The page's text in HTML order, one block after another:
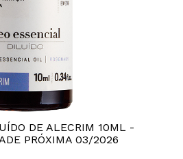
DE ALECRIM 10ML -
PRÓXIMA 03/2026